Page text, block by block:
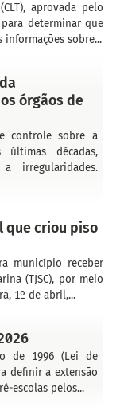
aprovada pelo
determinar que
informações sobre...
órgãos de
controle sobre a
últimas décadas,
irregularidades.
que criou piso
município receber
(TJSC), por meio
1º de abril,...
de 1996 (Lei de
definir a extensão
escolas pelos...